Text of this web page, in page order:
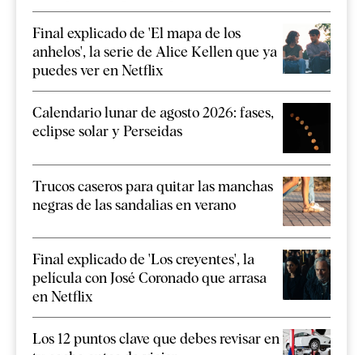
Final explicado de 'El mapa de los
anhelos', la serie de Alice Kellen que ya
puedes ver en Netflix
Calendario lunar de agosto 2026: fases,
eclipse solar y Perseidas
Trucos caseros para quitar las manchas
negras de las sandalias en verano
Final explicado de 'Los creyentes', la
película con José Coronado que arrasa
en Netflix
Los 12 puntos clave que debes revisar en